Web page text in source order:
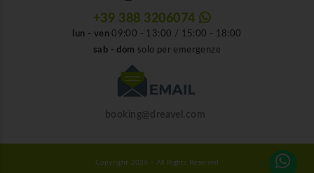
+39 388 3206074
lun - ven09:00 - 13:00 / 15:00 - 18:00
sab - dom solo per emergenze
booking@dreavel.com
Copyright 2026 - All Rights Reserved